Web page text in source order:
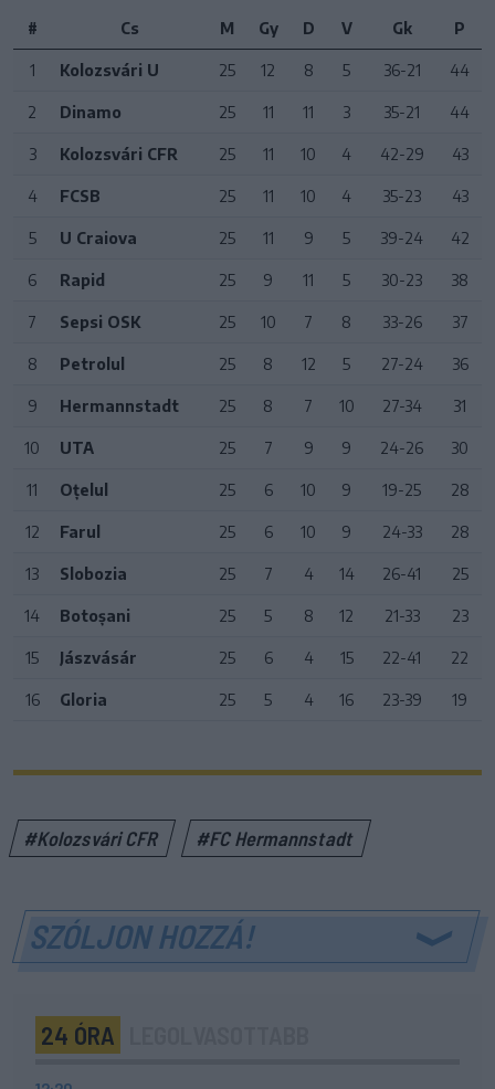
# Cs M Gy D V Gk P
1 Kolozsvári U 25 12 8 5 36-21 44
2 Dinamo 25 11 11 3 35-21 44
3 Kolozsvári CFR 25 11 10 4 42-29 43
4 FCSB 25 11 10 4 35-23 43
5 U Craiova 25 11 9 5 39-24 42
6 Rapid 25 9 11 5 30-23 38
7 Sepsi OSK 25 10 7 8 33-26 37
8 Petrolul 25 8 12 5 27-24 36
9 Hermannstadt 25 8 7 10 27-34 31
10 UTA 25 7 9 9 24-26 30
11 Oțelul 25 6 10 9 19-25 28
12 Farul 25 6 10 9 24-33 28
13 Slobozia 25 7 4 14 26-41 25
14 Botoșani 25 5 8 12 21-33 23
15 Jászvásár 25 6 4 15 22-41 22
16 Gloria 25 5 4 16 23-39 19
#Kolozsvári CFR #FC Hermannstadt
SZÓLJON HOZZÁ!
24 ÓRA